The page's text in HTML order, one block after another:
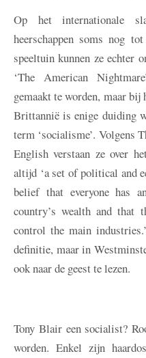
Op het internationale
heerschappen soms nog
speeltuin kunnen ze echter
‘The American
gemaakt te worden, maar
Brittannië is enige duiding
term ‘socialisme’. Volgens
English verstaan ze over
altijd ‘a set of political and
belief that everyone has
country’s wealth and that
control the main
definitie, maar in
ook naar de geest te lezen.
Tony Blair een socialist?
worden. Enkel zijn